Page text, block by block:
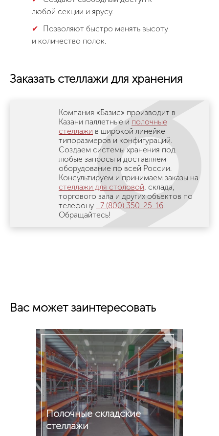
любой секции и ярусу.
Позволяют быстро менять высоту
и количество полок.
Заказать стеллажи для хранения
Компания «Базис» производит в
Казани паллетные и полочные
стеллажи в широкой линейке
типоразмеров и конфигураций.
Создаем системы хранения под
любые запросы и доставляем
оборудование по всей России.
Консультируем и принимаем заказы на
стеллажи для столовой, склада,
торгового зала и других объектов по
телефону +7 (800) 350-25-16.
Обращайтесь!
Вас может заинтересовать
Полочные складские
стеллажи